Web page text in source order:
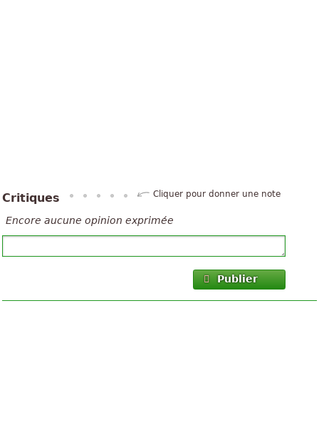
Critiques Cliquer pour donner une note
Encore aucune opinion exprimée
Publier